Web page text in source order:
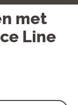
met
Line